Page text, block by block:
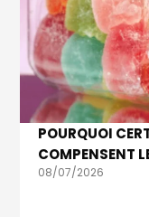
POURQUOI
COMPENSENT
08/07/2026